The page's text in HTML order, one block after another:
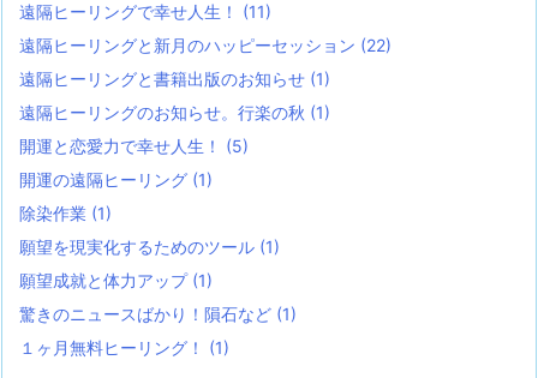
遠隔ヒーリングで幸せ人生！ (11)
遠隔ヒーリングと新月のハッピーセッション (22)
遠隔ヒーリングと書籍出版のお知らせ (1)
遠隔ヒーリングのお知らせ。行楽の秋 (1)
開運と恋愛力で幸せ人生！ (5)
開運の遠隔ヒーリング (1)
除染作業 (1)
願望を現実化するためのツール (1)
願望成就と体力アップ (1)
驚きのニュースばかり！隕石など (1)
１ヶ月無料ヒーリング！ (1)